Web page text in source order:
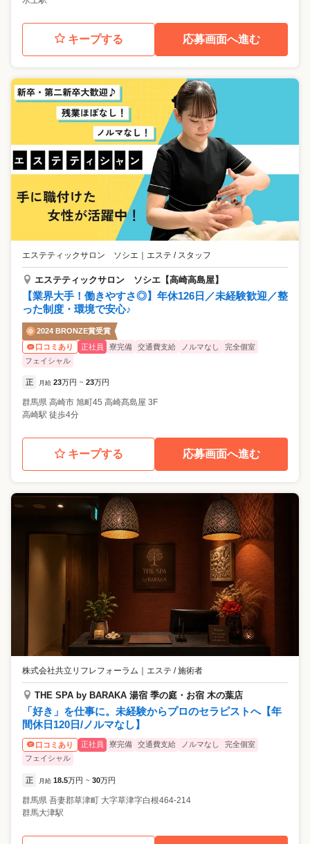
キープする 応募画面へ進む
エステティックサロン ソシエ エステ / スタッフ
エステティックサロン ソシエ【高崎高島屋】
【業界大手！働きやすさ◎】年休126日／未経験歓迎／整
った制度・環境で安心♪
2024 BRONZE賞受賞
口コミあり
正社員 寮完備 交通費支給 ノルマなし
完全個室
フェイシャル
正 月給 23万円 ~ 23万円
群馬県 高崎市 旭町45 高崎髙島屋 3F
高崎駅 徒歩4分
キープする 応募画面へ進む
株式会社共立リフレフォーラム ｜ エステ / 施術者
THE SPA by BARAKA 湯宿 季の庭・お宿 木の葉店
「好き」を仕事に。未経験からプロのセラピストへ【年
間休日120日/ノルマなし】
口コミあり 正社員 寮完備 交通費支給 ノルマなし
完全個室
フェイシャル
正 月給 18.5万円 ~ 30万円
群馬県 吾妻郡草津町 大字草津字白根464-214
群馬大津駅